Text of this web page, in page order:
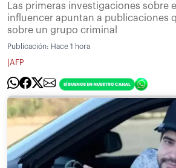
Las primeras investigaciones sobre
influencer apuntan a publicaciones
sobre un grupo criminal
Publicación: Hace 1 hora
AFP